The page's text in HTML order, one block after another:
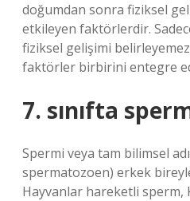
doğumdan sonra fiziksel
etkileyen faktörlerdir.
fiziksel gelişimi
faktörler birbirini entegre
7. sınıfta
Spermi veya tam bilimsel
spermatozoen) erkek
Hayvanlar hareketli sperm,